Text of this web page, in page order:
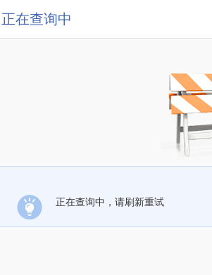
正在查询中
正在查询中，请刷新重试